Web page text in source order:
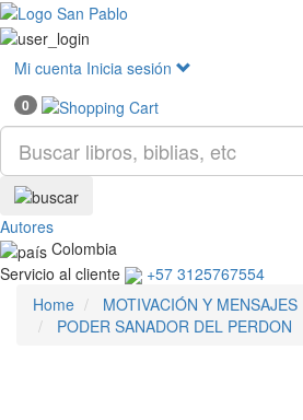
Mi cuenta Inicia sesión
0
Autores
Colombia
Servicio al cliente
+57 3125767554
Home
MOTIVACIÓN Y MENSAJES
PODER SANADOR DEL PERDON